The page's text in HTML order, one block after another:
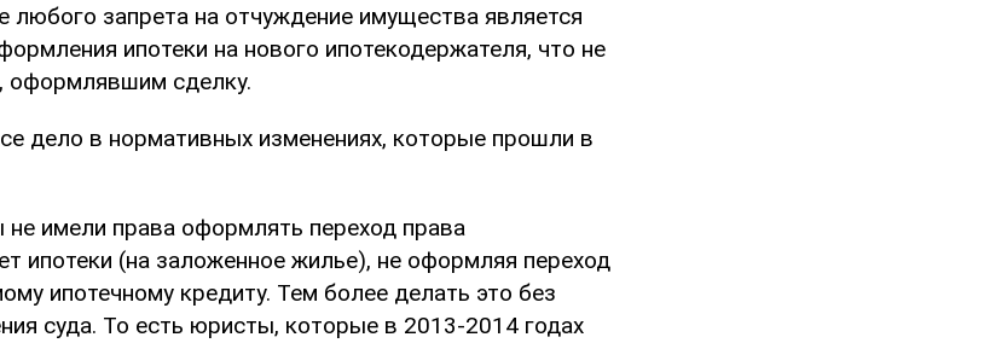
любого запрета на отчуждение имущества является
ипотеки на нового ипотекодержателя, что не
оформлявшим сделку.
дело в нормативных изменениях, которые прошли в
имели права оформлять переход права
ипотеки (на заложенное жилье), не оформляя переход
ипотечному кредиту. Тем более делать это без
суда. То есть юристы, которые в 2013-2014 годах